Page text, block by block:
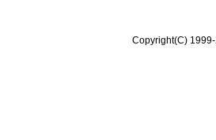
Copyright(C)